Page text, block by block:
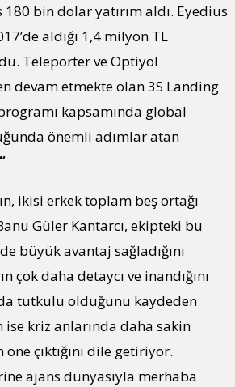
bin dolar yatırım aldı. Eyedius
aldığı 1,4 milyon TL
Teleporter ve Optiyol
devam etmekte olan 3S Landing
kapsamında global
önemli adımlar atan
“
ikisi erkek toplam beş ortağı
Güler Kantarcı, ekipteki bu
büyük avantaj sağladığını
çok daha detaycı ve inandığını
tutkulu olduğunu kaydeden
ise kriz anlarında daha sakin
çıktığını dile getiriyor.
ajans dünyasıyla merhaba